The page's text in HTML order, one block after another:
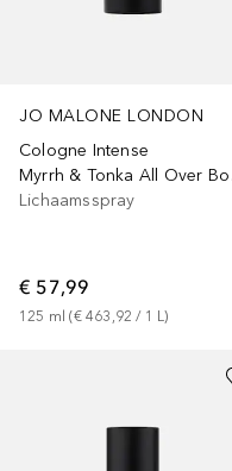
JO MALONE LONDON
Cologne Intense
Lichaamsspray
€ 57,99
125 ml (€ 463,92 / 1 L)